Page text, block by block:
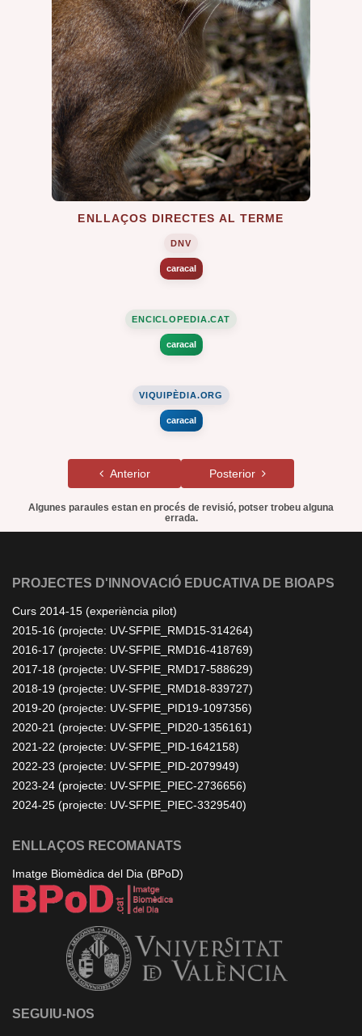
ENLLAÇOS DIRECTES AL TERME
DNV
caracal
ENCICLOPEDIA.CAT
caracal
VIQUIPÈDIA.ORG
caracal
Anterior Posterior
Algunes paraules estan en procés de revisió, potser trobeu alguna
errada.
PROJECTES D'INNOVACIÓ EDUCATIVA DE BIOAPS
Curs 2014-15 (experiència pilot)
2015-16 (projecte: UV-SFPIE_RMD15-314264)
2016-17 (projecte: UV-SFPIE_RMD16-418769)
2017-18 (projecte: UV-SFPIE_RMD17-588629)
2018-19 (projecte: UV-SFPIE_RMD18-839727)
2019-20 (projecte: UV-SFPIE_PID19-1097356)
2020-21 (projecte: UV-SFPIE_PID20-1356161)
2021-22 (projecte: UV-SFPIE_PID-1642158)
2022-23 (projecte: UV-SFPIE_PID-2079949)
2023-24 (projecte: UV-SFPIE_PIEC-2736656)
2024-25 (projecte: UV-SFPIE_PIEC-3329540)
ENLLAÇOS RECOMANATS
Imatge Biomèdica del Dia (BPoD)
SEGUIU-NOS